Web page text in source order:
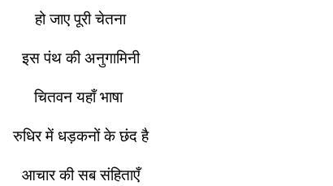
हो जाए पूरी चेतना
इस पंथ की अनुगामिनी
चितवन यहाँ भाषा
रुधिर में धड़कनों के छंद है
आचार की सब संहिताएँ